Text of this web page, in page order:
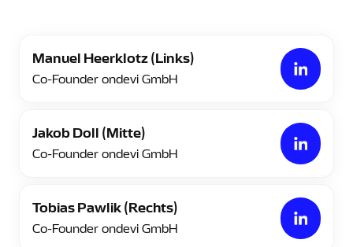
Manuel Heerklotz (Links)
Co-Founder ondevi GmbH
Jakob Doll (Mitte)
Co-Founder ondevi GmbH
Tobias Pawlik (Rechts)
Co-Founder ondevi GmbH